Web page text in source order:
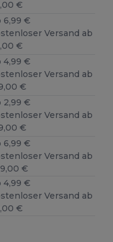
€
6,99 €
Versand ab
€
4,99 €
Versand ab
€
2,99 €
Versand ab
€
6,99 €
Versand ab
€
4,99 €
Versand ab
€